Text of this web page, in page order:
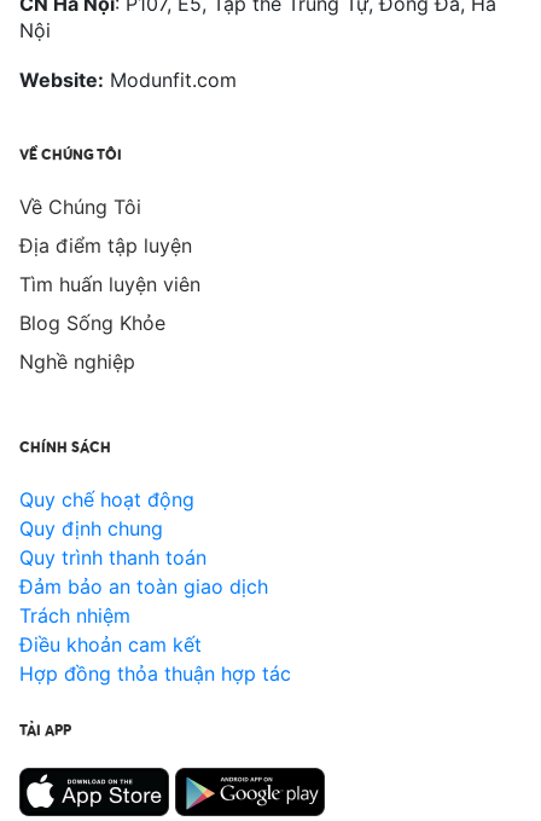
Nội
Website: Modunfit.com
VỀ CHÚNG TÔI
Về Chúng Tôi
Địa điểm tập luyện
Tìm huấn luyện viên
Blog Sống Khỏe
Nghề nghiệp
CHÍNH SÁCH
Quy chế hoạt động
Quy định chung
Quy trình thanh toán
Đảm bảo an toàn giao dịch
Trách nhiệm
Điều khoản cam kết
Hợp đồng thỏa thuận hợp tác
TẢI APP